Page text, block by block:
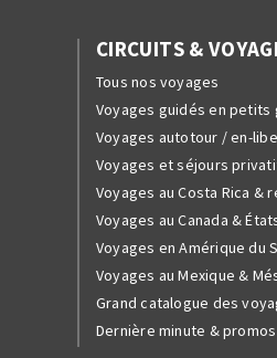
CIRCUITS &
Tous nos voyages
Voyages guidés en petits
Voyages autotour / en-
Voyages et séjours
Voyages au Costa Rica &
Voyages au Canada &
Voyages en Amérique du
Voyages au Mexique &
Grand catalogue des
Dernière minute & promos